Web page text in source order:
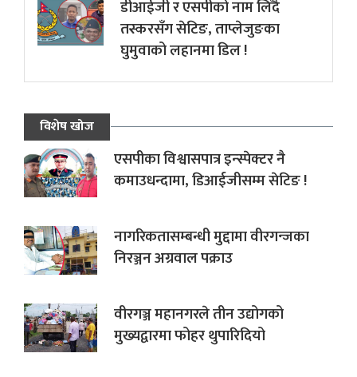
डीआईजी र एसपीको नाम लिँदै
तस्करसँग सेटिङ, ताप्लेजुङका
घुमुवाको लहानमा डिल !
विशेष खोज
एसपीका विश्वासपात्र इन्स्पेक्टर नै
कमाउधन्दामा, डिआईजीसम्म सेटिङ !
नागरिकतासम्बन्धी मुद्दामा वीरगन्जका
निरञ्जन अग्रवाल पक्राउ
वीरगञ्ज महानगरले तीन उद्योगको
मुख्यद्वारमा फोहर थुपारिदियो